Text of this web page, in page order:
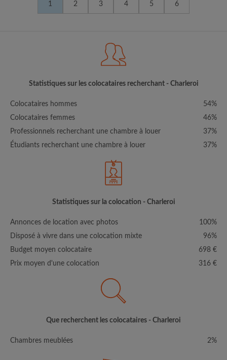
1 2 3 4 5 6
Statistiques sur les colocataires recherchant - Charleroi
Colocataires hommes
54%
Colocataires femmes
46%
Professionnels recherchant une chambre à louer
37%
Étudiants recherchant une chambre à louer
37%
Statistiques sur la colocation - Charleroi
Annonces de location avec photos
100%
Disposé à vivre dans une colocation mixte
96%
Budget moyen colocataire
698 €
Prix moyen d'une colocation
316 €
Que recherchent les colocataires - Charleroi
Chambres meublées 2%